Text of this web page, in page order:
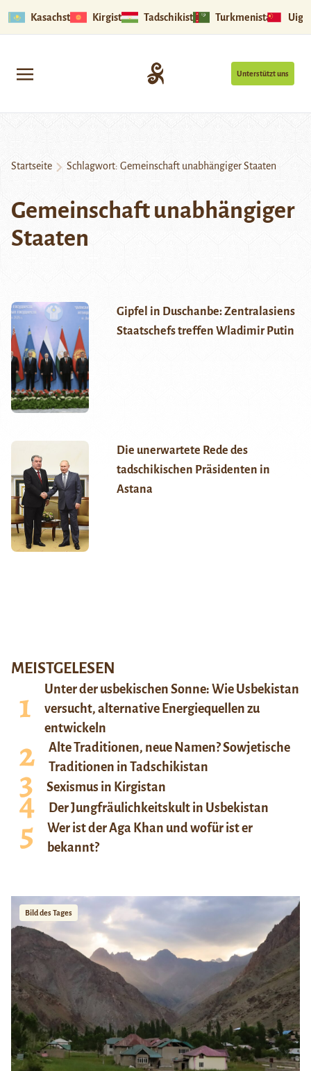
Kasachstan Kirgistan Tadschikistan Turkmenistan
Unterstützt uns
Startseite Schlagwort: Gemeinschaft unabhängiger Staaten
Gemeinschaft unabhängiger
Staaten
Gipfel in Duschanbe: Zentralasiens
Staatschefs treffen Wladimir Putin
Die unerwartete Rede des
tadschikischen Präsidenten in
Astana
MEISTGELESEN
Unter der usbekischen Sonne: Wie Usbekistan
versucht, alternative Energiequellen zu
entwickeln
Alte Traditionen, neue Namen? Sowjetische
Traditionen in Tadschikistan
Sexismus in Kirgistan
Der Jungfräulichkeitskult in Usbekistan
Wer ist der Aga Khan und wofür ist er
bekannt?
Bild des Tages